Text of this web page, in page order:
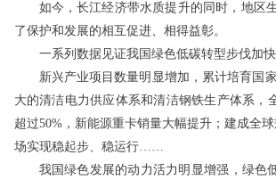
如今，长江经济带水质提升的同时，地区
了保护和发展的相互促进、相得益彰。
一系列数据见证我国绿色低碳转型步伐加
新兴产业项目数量明显增加，累计培育国
大的清洁电力供应体系和清洁钢铁生产体系，
超过50%，新能源重卡销量大幅提升；建成全
场实现稳起步、稳运行……
我国绿色发展的动力活力明显增强，绿色